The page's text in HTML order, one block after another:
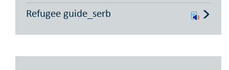
Refugee guide_serb